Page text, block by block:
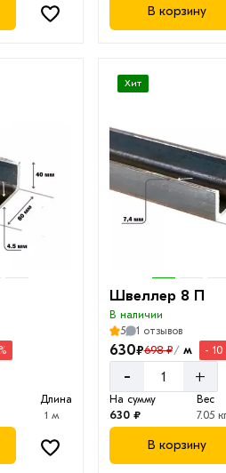
В корзину
Длина
1 м
Хит
Швеллер 8 П
В наличии
5
1 отзывов
630₽698 ₽/м - 10
- +
На сумму
630 ₽
Вес
7.05
В корзину